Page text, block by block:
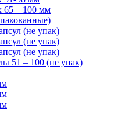
65 – 100 мм
(не упак)
(не упак)
(не упак)
51 – 100 (не упак)